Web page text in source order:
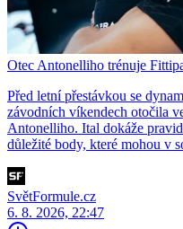
Otec Antonelliho trénuje
Před letní přestávkou se
závodních víkendech otočila
Antonelliho. Ital dokáže
důležité body, které mohou v
SvětFormule.cz
6. 8. 2026, 22:47